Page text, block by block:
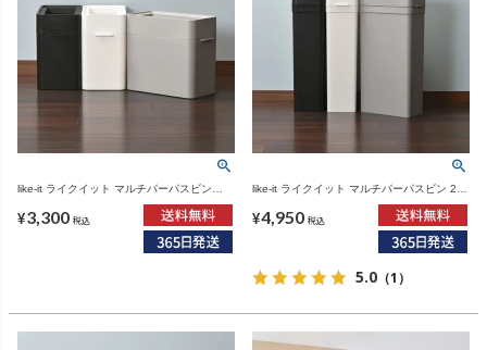
like-it ライクイット マルチパーパスビン
¥3,300 税込
like-it ライクイット マルチパーパスビン 25L
¥4,950 税込
5.0 （1）